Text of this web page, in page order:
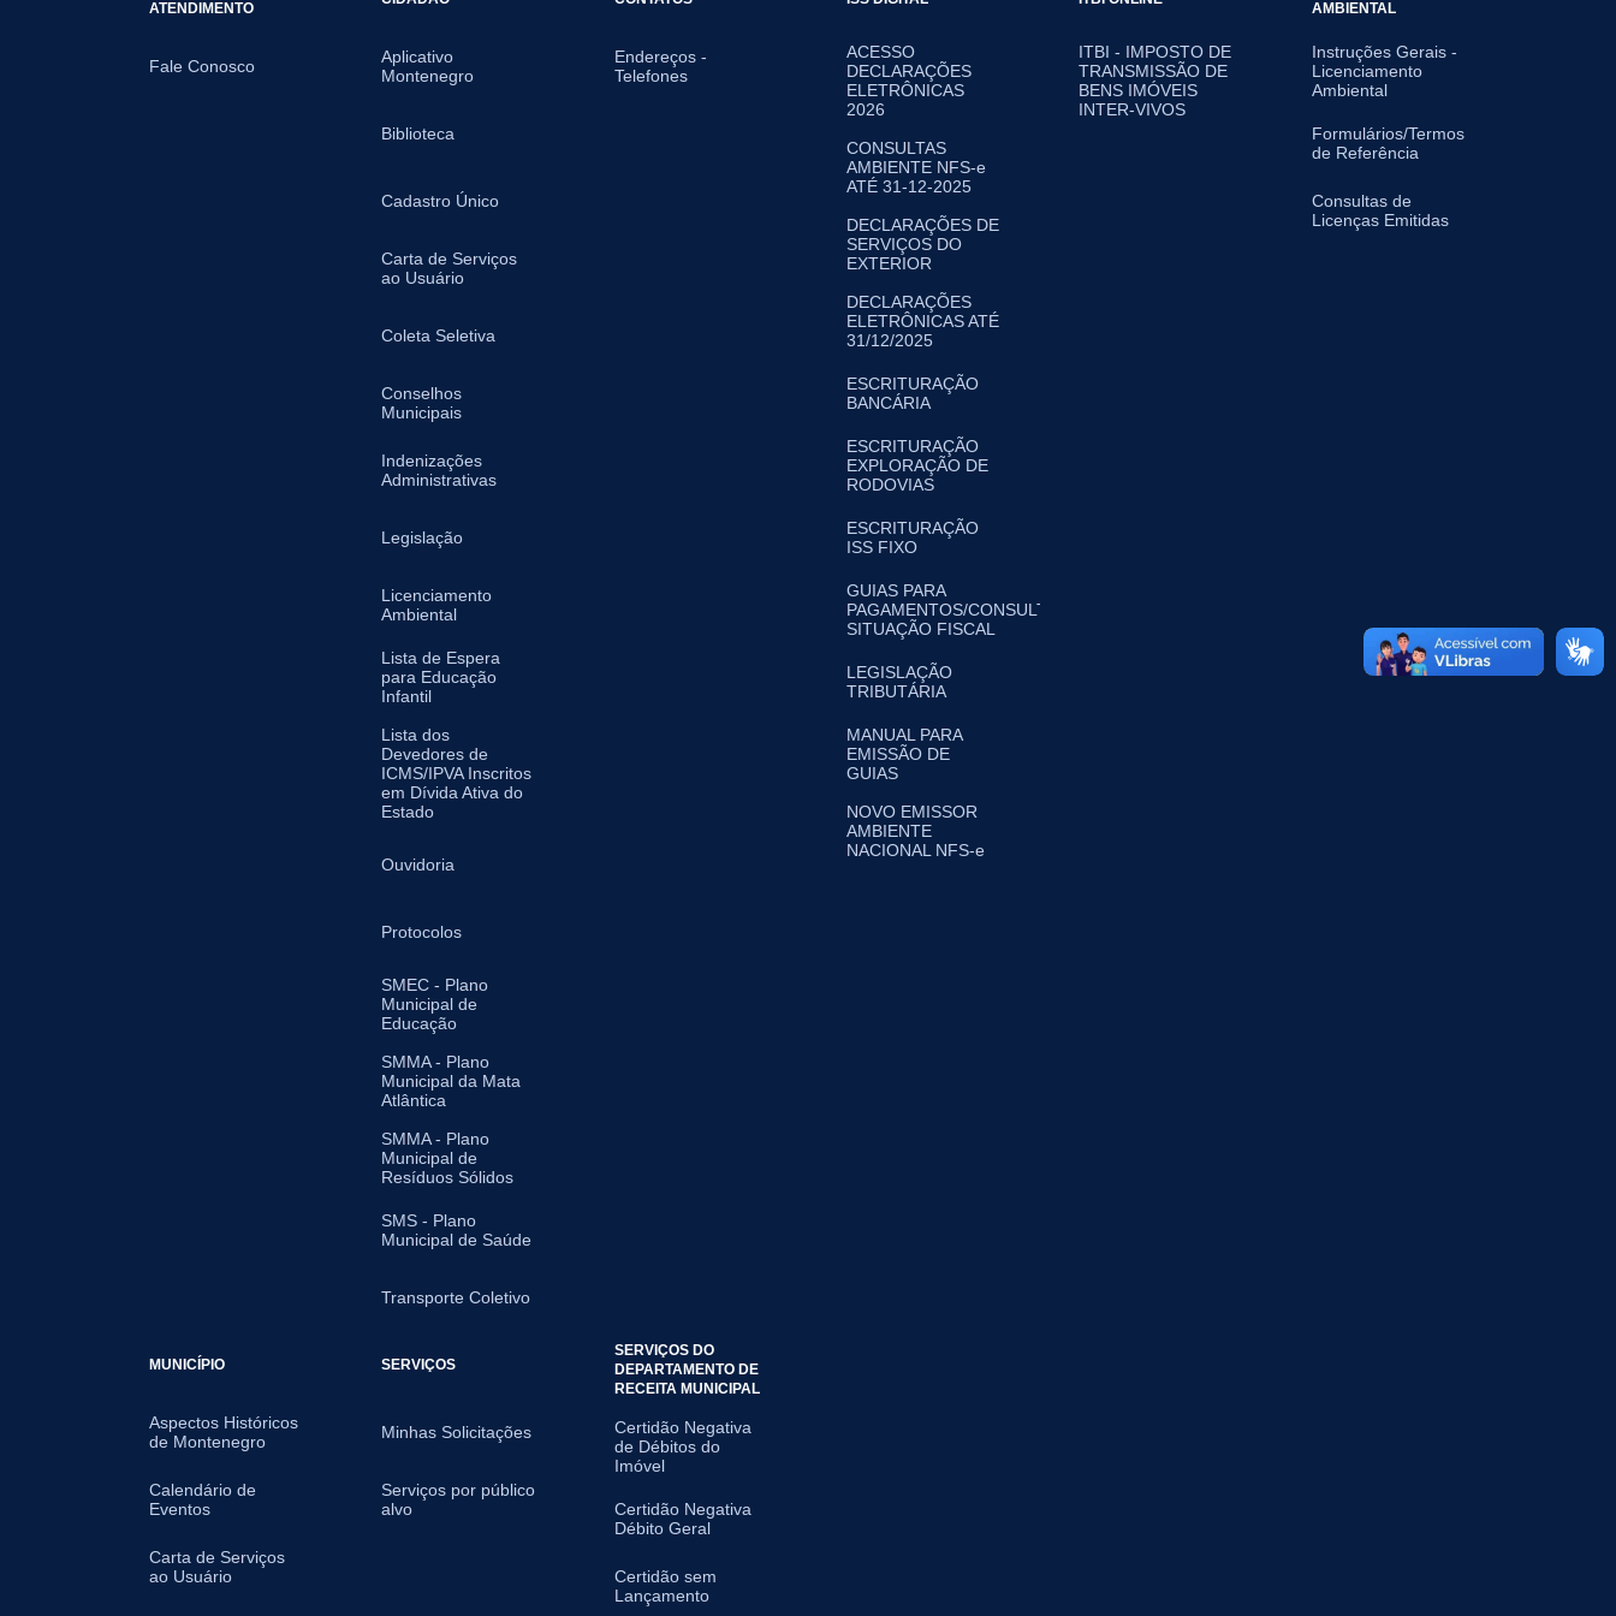
ATENDIMENTO
Fale Conosco
Aplicativo
Montenegro
Biblioteca
Cadastro Único
Carta de Serviços
ao Usuário
Coleta Seletiva
Conselhos
Municipais
Indenizações
Administrativas
Legislação
Licenciamento
Ambiental
Lista de Espera
para Educação
Infantil
Lista dos
Devedores de
ICMS/IPVA Inscritos
em Dívida Ativa do
Estado
Ouvidoria
Protocolos
SMEC - Plano
Municipal de
Educação
SMMA - Plano
Municipal da Mata
Atlântica
SMMA - Plano
Municipal de
Resíduos Sólidos
SMS - Plano
Municipal de Saúde
Transporte Coletivo
Endereços -
Telefones
ACESSO
DECLARAÇÕES
ELETRÔNICAS
2026
CONSULTAS
AMBIENTE NFS-e
ATÉ 31-12-2025
DECLARAÇÕES DE
SERVIÇOS DO
EXTERIOR
DECLARAÇÕES
ELETRÔNICAS ATÉ
31/12/2025
ESCRITURAÇÃO
BANCÁRIA
ESCRITURAÇÃO
EXPLORAÇÃO DE
RODOVIAS
ESCRITURAÇÃO
ISS FIXO
GUIAS PARA
PAGAMENTOS/CONSULTA
SITUAÇÃO FISCAL
LEGISLAÇÃO
TRIBUTÁRIA
MANUAL PARA
EMISSÃO DE
GUIAS
NOVO EMISSOR
AMBIENTE
NACIONAL NFS-e
ITBI - IMPOSTO DE
TRANSMISSÃO DE
BENS IMÓVEIS
INTER-VIVOS
AMBIENTAL
Instruções Gerais -
Licenciamento
Ambiental
Formulários/Termos
de Referência
Consultas de
Licenças Emitidas
MUNICÍPIO
Aspectos Históricos
de Montenegro
Calendário de
Eventos
Carta de Serviços
ao Usuário
SERVIÇOS
Minhas Solicitações
Serviços por público
alvo
SERVIÇOS DO
DEPARTAMENTO DE
RECEITA MUNICIPAL
Certidão Negativa
de Débitos do
Imóvel
Certidão Negativa
Débito Geral
Certidão sem
Lançamento